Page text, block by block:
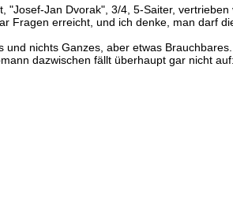
"Josef-Jan Dvorak", 3/4, 5-Saiter,
Fragen erreicht, und ich denke, man darf
nichts Ganzes, aber etwas
dazwischen fällt überhaupt gar nicht auf: